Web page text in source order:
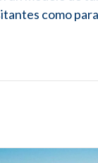
como